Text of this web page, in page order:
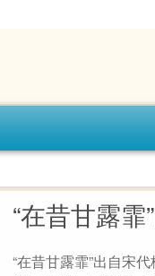
“在昔甘露
“在昔甘露霏”出自宋